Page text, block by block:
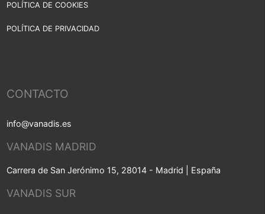
POLÍTICA DE COOKIES
POLÍTICA DE PRIVACIDAD
CONTACTO
info@vanadis.es
VANADIS MADRID
Carrera de San Jerónimo 15, 28014 - Madrid | España
VANADIS SUR